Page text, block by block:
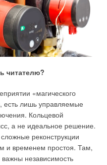
читателю?
«магического
есть лишь управляемые
Кольцевой
а не идеальное решение.
реконструкции
и временем простоя. Там,
важны независимость
порядку их разработки и
Правительства РФ от
Каламов Р.М. Искусственные
// Colloquium-Journal, 2019. №23–
Я.Ш., Илюшин П.В., Ивановский Д.А.
электрическими сетями
источниками
С. 45–52.